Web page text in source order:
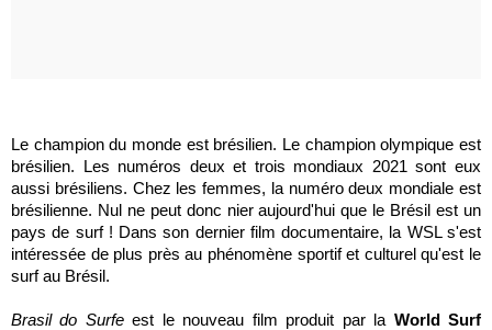
Le champion du monde est brésilien. Le champion olympique est
brésilien. Les numéros deux et trois mondiaux 2021 sont eux
aussi brésiliens. Chez les femmes, la numéro deux mondiale est
brésilienne. Nul ne peut donc nier aujourd'hui que le Brésil est un
pays de surf ! Dans son dernier film documentaire, la WSL s'est
intéressée de plus près au phénomène sportif et culturel qu'est le
surf au Brésil.
Brasil do Surfeest le nouveau film produit par la World Surf